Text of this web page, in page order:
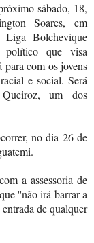
sábado, 18,
Soares, em
Liga Bolchevique
político que visa
para com os jovens
e social. Será
um dos
no dia 26 de
a assessoria de
''não irá barrar a
de qualquer